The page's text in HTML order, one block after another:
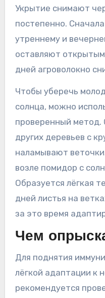
Укрытие снимают
постепенно.
утреннему и
оставляют
дней агроволокно
Чтобы уберечь
солнца, можно
проверенный метод.
других деревьев с
наламывают
возле помидор с
Образуется лёгкая
дней листья на
за это время
Чем
Для поднятия
лёгкой адаптации к
рекомендуется